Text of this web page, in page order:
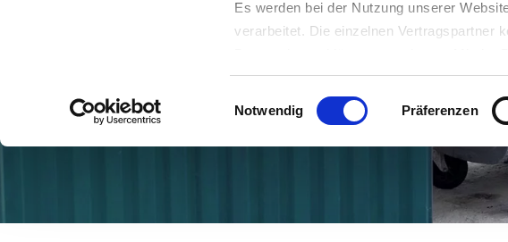
Es werden bei der Nutzung unserer
verarbeitet. Die einzelnen Vertragspartner
Datenübertragung in Drittstaaten ein. Erst
von Drittanbietern nachgeladen. Ihre IP-
Datenschutz dieser Anbieter können Sie
Einwilligung. Sie können sie unter
Einwilligungsauswahl
Notwendig Präferenzen